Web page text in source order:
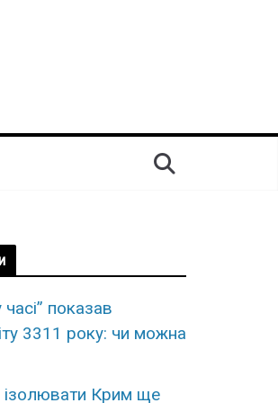
показав
3311 року: чи можна
ізолювати Крим ще